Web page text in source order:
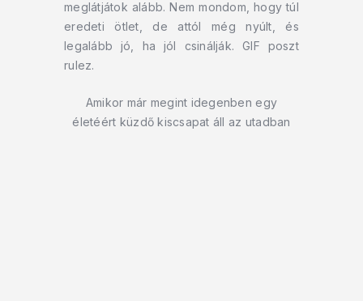
meglátjátok alább. Nem mondom, hogy túl
eredeti ötlet, de attól még nyúlt, és
legalább jó, ha jól csinálják. GIF poszt
rulez.
Amikor már megint idegenben egy
életéért küzdő kiscsapat áll az utadban